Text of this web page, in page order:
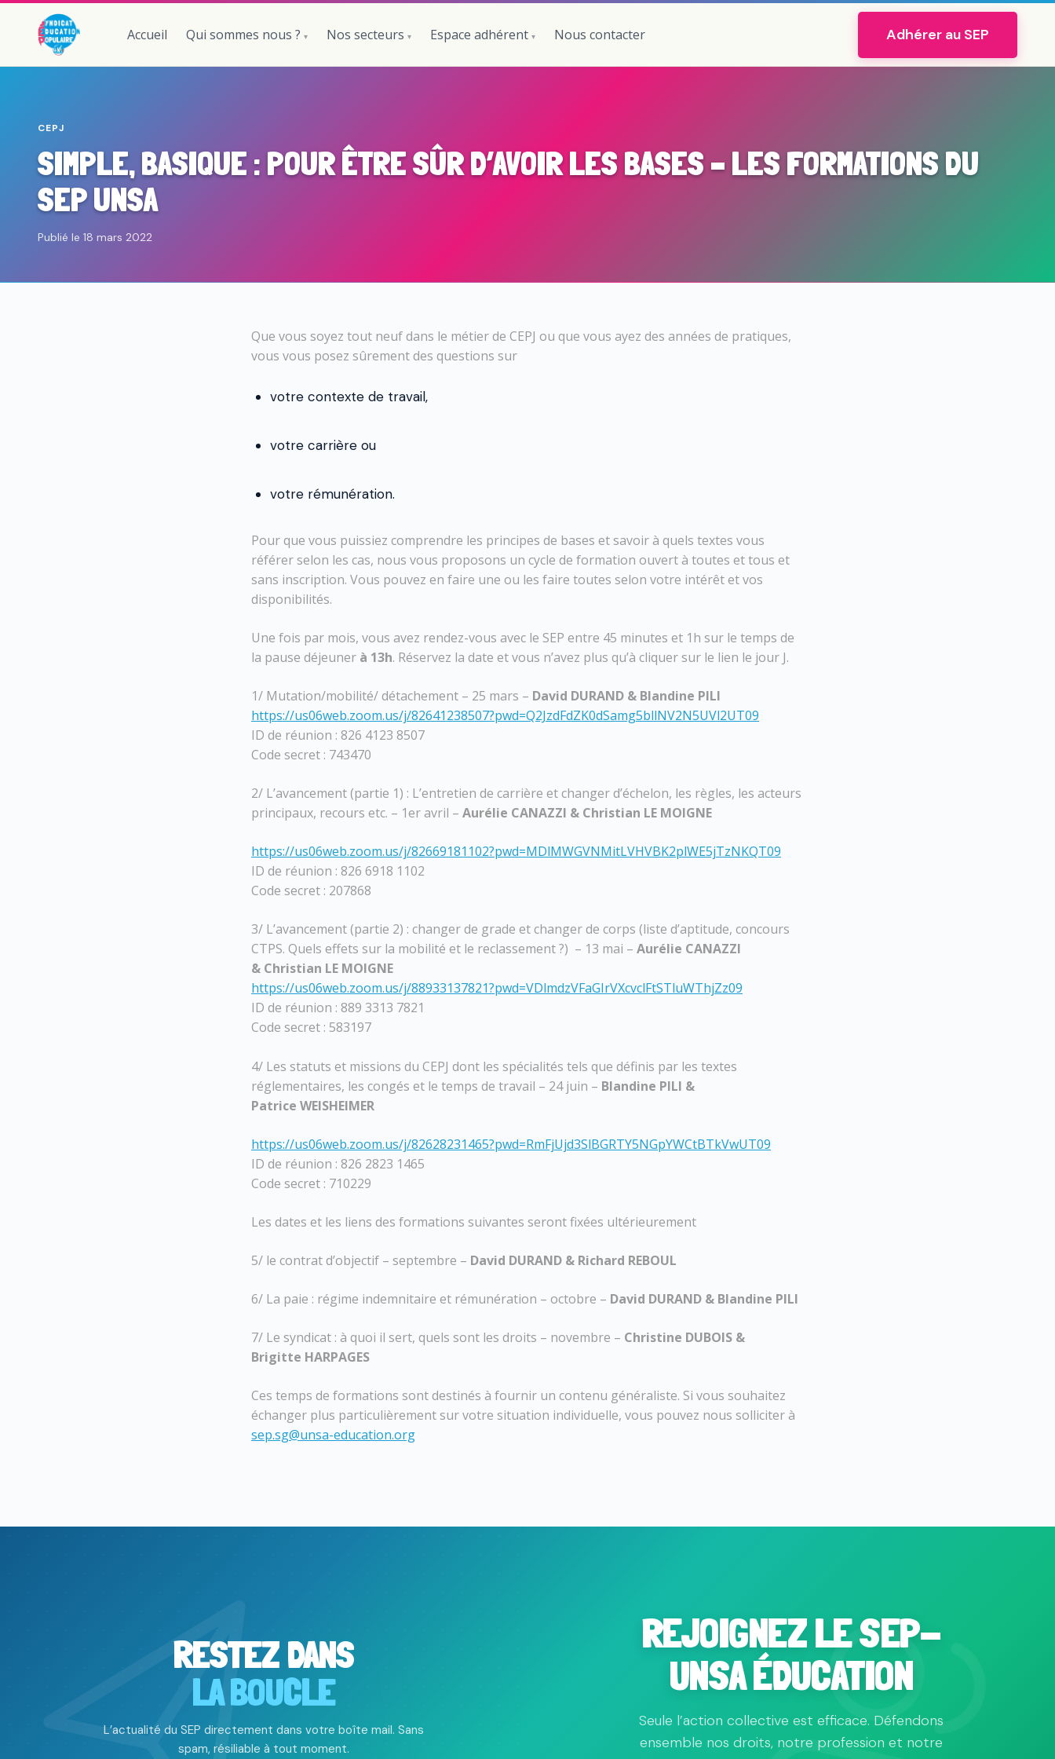
Accueil Qui sommes nous ? Nos secteurs Espace adhérent Nous contacter Adhérer au SEP
CEPJ
SIMPLE, BASIQUE : POUR ÊTRE SÛR D’AVOIR LES BASES – LES FORMATIONS DU
SEP UNSA
Publié le 18 mars 2022
Que vous soyez tout neuf dans le métier de CEPJ ou que vous ayez des années de pratiques,
vous vous posez sûrement des questions sur
votre contexte de travail,
votre carrière ou
votre rémunération.
Pour que vous puissiez comprendre les principes de bases et savoir à quels textes vous
référer selon les cas, nous vous proposons un cycle de formation ouvert à toutes et tous et
sans inscription. Vous pouvez en faire une ou les faire toutes selon votre intérêt et vos
disponibilités.
Une fois par mois, vous avez rendez-vous avec le SEP entre 45 minutes et 1h sur le temps de
la pause déjeuner à 13h. Réservez la date et vous n’avez plus qu’à cliquer sur le lien le jour J.
1/ Mutation/mobilité/ détachement – 25 mars – David DURAND & Blandine PILI
https://us06web.zoom.us/j/82641238507?pwd=Q2JzdFdZK0dSamg5bllNV2N5UVl2UT09
ID de réunion : 826 4123 8507
Code secret : 743470
2/ L’avancement (partie 1) : L’entretien de carrière et changer d’échelon, les règles, les acteurs
principaux, recours etc. – 1er avril – Aurélie CANAZZI & Christian LE MOIGNE
https://us06web.zoom.us/j/82669181102?pwd=MDlMWGVNMitLVHVBK2plWE5jTzNKQT09
ID de réunion : 826 6918 1102
Code secret : 207868
3/ L’avancement (partie 2) : changer de grade et changer de corps (liste d’aptitude, concours
CTPS. Quels effets sur la mobilité et le reclassement ?) – 13 mai – Aurélie CANAZZI
& Christian LE MOIGNE
https://us06web.zoom.us/j/88933137821?pwd=VDlmdzVFaGIrVXcvclFtSTluWThjZz09
ID de réunion : 889 3313 7821
Code secret : 583197
4/ Les statuts et missions du CEPJ dont les spécialités tels que définis par les textes
réglementaires, les congés et le temps de travail – 24 juin – Blandine PILI &
Patrice WEISHEIMER
https://us06web.zoom.us/j/82628231465?pwd=RmFjUjd3SlBGRTY5NGpYWCtBTkVwUT09
ID de réunion : 826 2823 1465
Code secret : 710229
Les dates et les liens des formations suivantes seront fixées ultérieurement
5/ le contrat d’objectif – septembre – David DURAND & Richard REBOUL
6/ La paie : régime indemnitaire et rémunération – octobre – David DURAND & Blandine PILI
7/ Le syndicat : à quoi il sert, quels sont les droits – novembre – Christine DUBOIS &
Brigitte HARPAGES
Ces temps de formations sont destinés à fournir un contenu généraliste. Si vous souhaitez
échanger plus particulièrement sur votre situation individuelle, vous pouvez nous solliciter à
sep.sg@unsa-education.org
RESTEZ DANS
LA BOUCLE
L’actualité du SEP directement dans votre boîte mail. Sans
spam, résiliable à tout moment.
REJOIGNEZ LE SEP-
UNSA ÉDUCATION
Seule l’action collective est efficace. Défendons
ensemble nos droits, notre profession et notre